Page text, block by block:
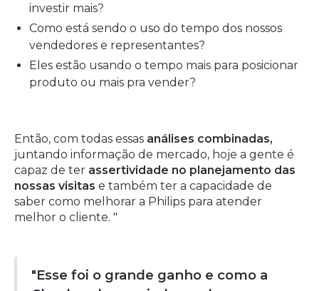
investir mais?
Como está sendo o uso do tempo dos nossos
vendedores e representantes?
Eles estão usando o tempo mais para posicionar
produto ou mais pra vender?
Então, com todas essas análises combinadas,
juntando informação de mercado, hoje a gente é
capaz de ter assertividade no planejamento das
nossas visitas e também ter a capacidade de
saber como melhorar a Philips para atender
melhor o cliente. "
"Esse foi o grande ganho e como a